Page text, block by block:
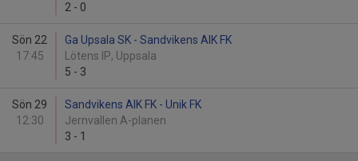
2 - 0
Sön 22
17:45
Ga Upsala SK - Sandvikens AIK FK
Lötens IP, Uppsala
5 - 3
Sön 29
12:30
Sandvikens AIK FK - Unik FK
Jernvallen A-planen
3 - 1